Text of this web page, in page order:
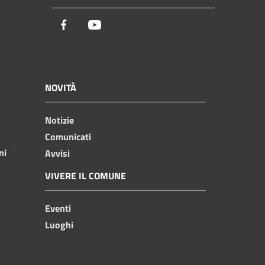
Facebook
NOVITÀ
Notizie
Comunicati
Avvisi
VIVERE IL COMUNE
Eventi
Luoghi